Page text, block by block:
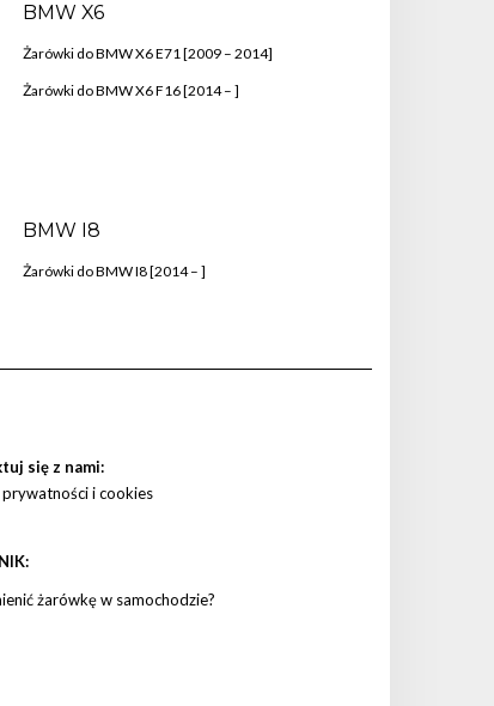
BMW X6
Żarówki do BMW X6 E71 [2009 – 2014]
Żarówki do BMW X6 F16 [2014 – ]
BMW I8
Żarówki do BMW I8 [2014 – ]
się z nami:
i cookies
żarówkę w samochodzie?